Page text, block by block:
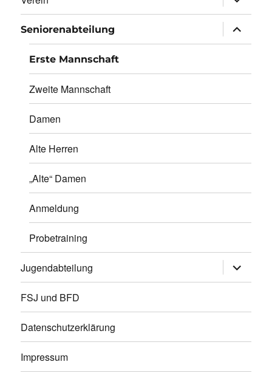
öffnen
Seniorenabteilung
öffnen
Erste Mannschaft
Zweite Mannschaft
Damen
Alte Herren
„Alte“ Damen
Anmeldung
Probetraining
Jugendabteilung
öffnen
FSJ und BFD
Datenschutzerklärung
Impressum